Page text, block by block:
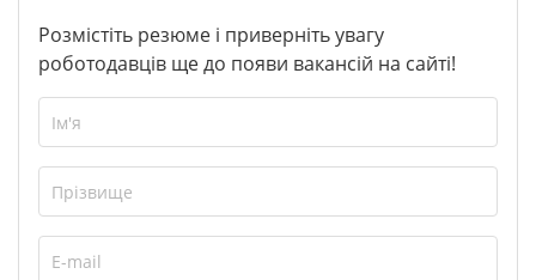
Розмістіть резюме і приверніть увагу
роботодавців ще до появи вакансій на сайті!